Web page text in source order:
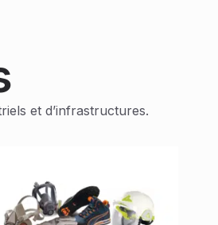
et d’infrastructures.